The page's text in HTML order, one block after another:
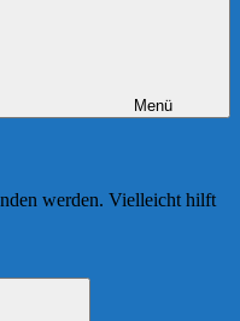
Menü
werden. Vielleicht hilft